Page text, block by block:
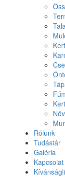
Rólunk
Tudástár
Galéria
Kapcsolat